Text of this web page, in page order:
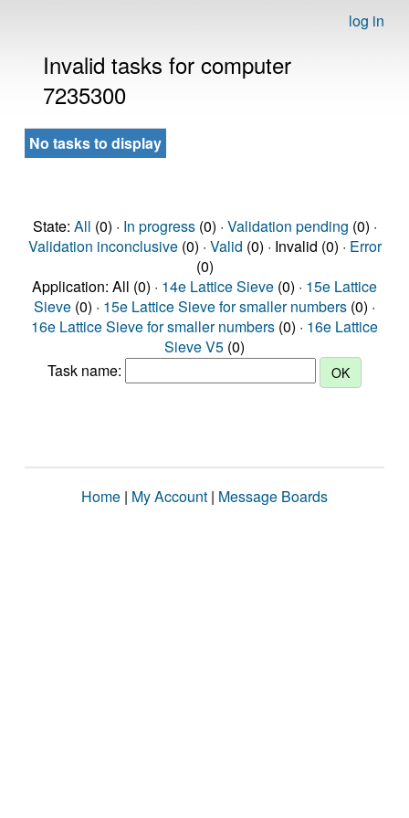
log in
Invalid tasks for computer
7235300
No tasks to display
State: All (0) · In progress(0) · Validation pending (0) ·
Validation inconclusive(0) · Valid (0) · Invalid (0) · Error
(0)
Application: All (0) · 14e Lattice Sieve (0) · 15e Lattice
Sieve (0) · 15e Lattice Sieve for smaller numbers (0) ·
16e Lattice Sieve for smaller numbers (0) · 16e Lattice
Sieve V5 (0)
Task name:
Home | My Account | Message Boards